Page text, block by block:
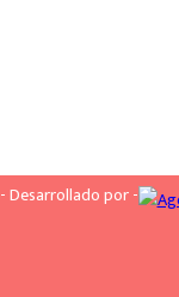
- Desarrollado por -